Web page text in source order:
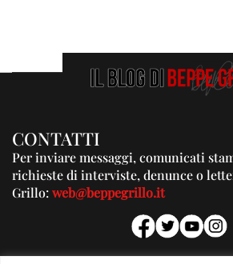
CONTATTI
Per inviare messaggi, comunicati
richieste di interviste, denunce o
Grillo:web@beppegrillo.it